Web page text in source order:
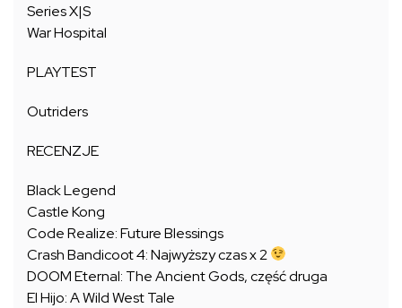
Series X|S
War Hospital
PLAYTEST
Outriders
RECENZJE
Black Legend
Castle Kong
Code Realize: Future Blessings
Crash Bandicoot 4: Najwyższy czas x 2
DOOM Eternal: The Ancient Gods, część druga
El Hijo: A Wild West Tale